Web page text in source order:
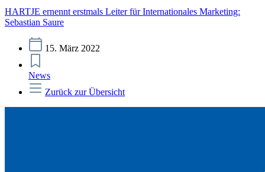
HARTJE ernennt erstmals Leiter für Internationales Marketing:
Sebastian Saure
15. März 2022
News
Zurück zur Übersicht